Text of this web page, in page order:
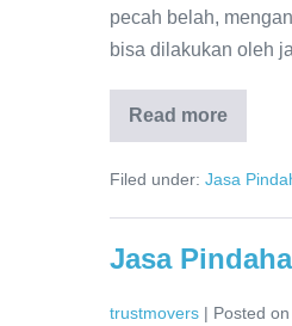
pecah belah,
bisa dilakukan oleh
Read more
Jasa
Pindahan
Tangerang
Filed under: Jasa
Jasa
trustmovers | Posted on